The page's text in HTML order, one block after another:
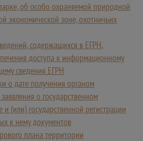
об особо охраняемой природной
экономической зоне, охотничьих
содержащихся в ЕГРН,
доступа к информационному
сведения ЕГРН
о дате получения органом
о государственном
и (или) государственной регистрации
к нему документов
плана территории